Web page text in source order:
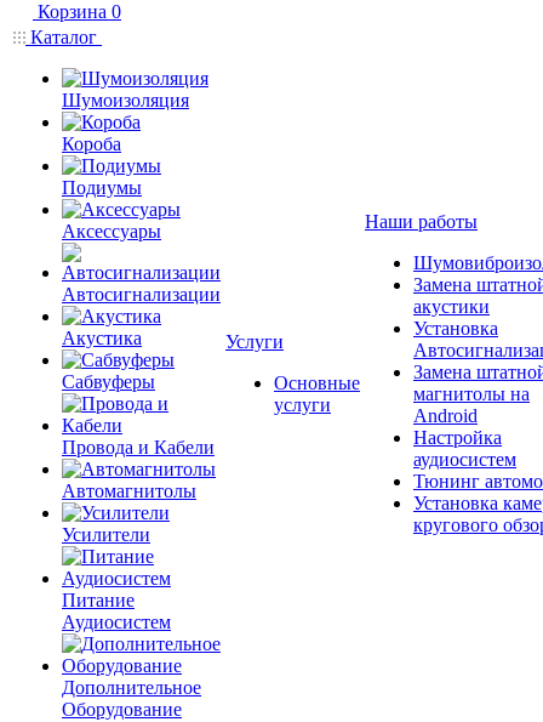
Корзина 0
Каталог
Шумоизоляция
Короба
Подиумы
Аксессуары
Автосигнализации
Акустика
Сабвуферы
Провода и Кабели
Автомагнитолы
Усилители
Питание
Аудиосистем
Дополнительное
Оборудование
Услуги
Основные
услуги
Наши работы
Замена
акустики
Установка
Замена
магнитолы на
Android
Настройка
аудиосистем
Тюнинг
Установка
кругового